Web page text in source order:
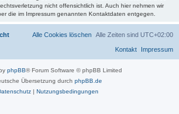
nicht offensichtlich ist. Auch hier nehmen wir
die im Impressum genannten Kontaktdaten entgegen.
Alle Zeiten sind UTC+02:00
Alle Cookies löschen
Impressum
Kontakt
phpBB® Forum Software © phpBB Limited
Übersetzung durch phpBB.de
| Nutzungsbedingungen